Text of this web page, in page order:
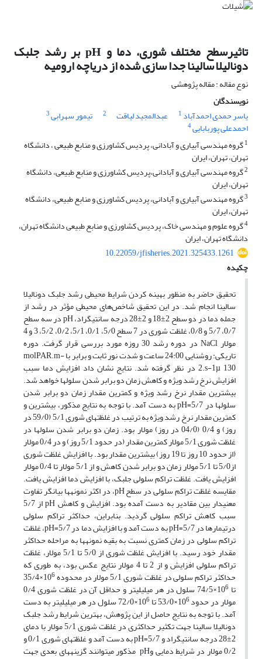
تاثیرسطح مختلف شوری، دما و pH بر رشد جلبک
دونالیلا سالینا جدا سازی شده از دریاچه ارومیه
نوع مقاله : مقاله پژوهشی
نویسندگان
یاسر حمدی احمدآباد 1 عبدالمجید لیاقت 2 تیمور سهرابی3
احمدعلی پوربابایی4
1گروه مهندسی آبیاری و آبادانی، پردیس کشاورزی و منابع طبیعی ، دانشگاه
تهران، تهران، ایران
2گروه مهندسی آبیاری و آبادانی،پردیس کشاورزی و منابع طبیعی، دانشگاه
تهران، ایران
3گروه مهندسی آبیاری و آبادانی، پردیس کشاورزی و منابع طبیعی، دانشگاه
تهران، ایران
4گروه علوم و مهندسی خاک، پردیس کشاورزی و منابع طبیعی دانشگاه تهران،
دانشگاه تهران، ایران
10.22059/jfisheries.2021.325433.1261
چکیده
تحقیق حاضر به منظور بهینه کردن شرایط محیطی رشد جلبک دونالیلا
سالینا انجام شد. در این تحقیق شاخص‌های محیطی مؤثر در رشد از
جمله دما در دو سطح 2±18 و 2±28 درجه سانتی­گراد، pH در سه سطح
0/7، 5/7 و 0/8، غلظت شوری در 7 سطح 5/0، 0/1، 5/1، 0/2، 5/2، 3 و 4
مولار NaCl در دوره رشد 30 روزه مورد بررسی قرار گرفت. دوره
تاریکی: روشنایی 24:00 ساعت و شدت نور ثابت و برابر با molPAR.m-
2.s-1µ 130 در نظر گرفته شد. نتایج نشان داد افزایش دما سبب
افزایش نرخ رشد ویژه و کاهش زمان دو برابر شدن سلول­ها خواهد شد.
بیشترین مقدار نرخ رشد ویژه و کمترین مقدار زمان دو برابر شدن
سلول­ها در 5/7=pH به دست آمد. با توجه به نتایج مذکور، بیشترین و
کمترین مقدار نرخ رشد ویژه به ترتیب در غلظت­های شوری 5/1 (59/0 در
روز) و 0/4 (04/0 در روز) مولار بود. زمان دو برابر شدن سلول­ها در
غلظت شوری 5/1 مولار کمترین مقدار (در حدود 5/1 روز) و در 0/4 مولار
(از حدود 10 روز تا 19 روز) بیشترین مقدار بود. با افزایش غلظت شوری
از5/0 تا 5/1 مولار زمان دو برابر شدن کاهش و از 5/1 مولار تا 0/4 مولار
افزایش یافت. غلظت تراکم سلولی جلبک، با افزایش دما افزایش یافت.
مقایسه غلظت تراکم سلولی در سطح pH، در اکثر نمونه­ها بیانگر تفاوت
معنی­دار بین مقادیر به دست آمده بود. افزایش و کاهش pH از 5/7
سبب کاهش تراکم سلولی گردید. بنابراین، حداکثر تراکم سلولی
درتیمارها در 5/7=pH به دست آمد و با افزایش دما در 5/7=pH، غلظت
تراکم سلولی در زمان کمتری نسبت به بقیه نمونه­ها به مراحله حداکثر
مقدار خود رسید. با افزایش غلظت شوری از 5/0 تا 5/1 مولار، غلظت
تراکم سلولی افزایش و از 2 تا 4 مولار نتایج عکس بود، به طوری که
حداکثر تراکم سلولی در غلظت شوری 5/1 مولار در محدوده 10 6
×35/4
تا 10 6 ×74/5 سلول در هر میلی­لیتر و حداقل آن در غلظت شوری 0/4
مولار در حدود 106 ×53/0 تا 10 6 ×72/0 سلول در هر میلی­لیتر به دست
آمد. با توجه به نتایج حاصل از این پژوهش، بهترین شرایط رشد جلبک
دونالیلا سالینا جهت تکثیر حداکثری در غلظت شوری 5/1 مولار با دمای
2±28 درجه سانتیگراد و 5/7=pH به دست آمد و غلظت­های شوری 0/1 و
0/2 مولار در شرایط دمایی وpH مذکور می­توانند گزینه­های بعدی جهت